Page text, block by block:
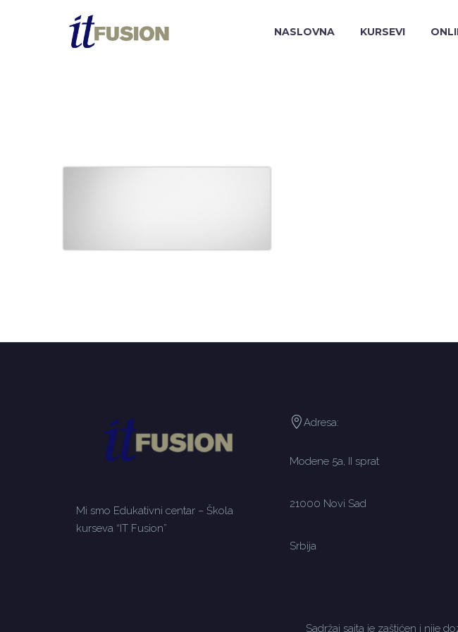
NASLOVNA KURSEVI
Mi smo Edukativni centar – Škola
kurseva “IT Fusion”
Adresa:
Modene 5a, II sprat
21000 Novi Sad
Srbija
Sadržaj sajta je zaštićen i nije